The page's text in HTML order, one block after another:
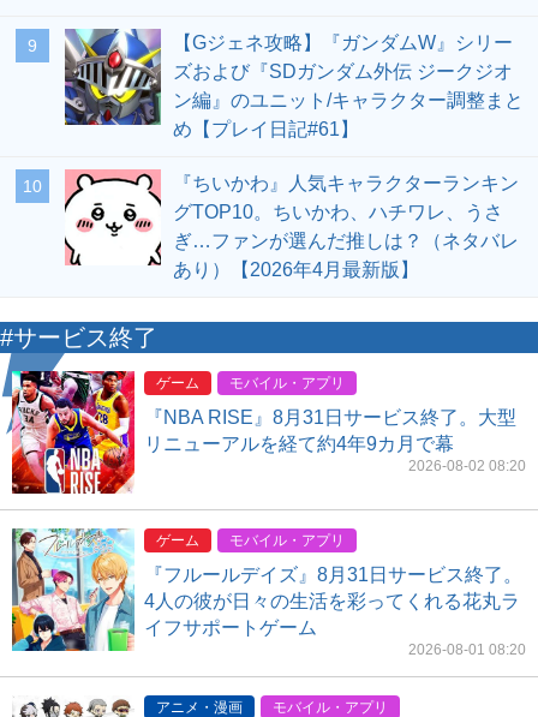
9
【Gジェネ攻略】『ガンダムW』シリー
ズおよび『SDガンダム外伝 ジークジオ
ン編』のユニット/キャラクター調整まと
め【プレイ日記#61】
10
『ちいかわ』人気キャラクターランキン
グTOP10。ちいかわ、ハチワレ、うさ
ぎ…ファンが選んだ推しは？（ネタバレ
あり）【2026年4月最新版】
#サービス終了
ゲーム モバイル・アプリ
『NBA RISE』8月31日サービス終了。大型
リニューアルを経て約4年9カ月で幕
2026-08-02 08:20
ゲーム モバイル・アプリ
『フルールデイズ』8月31日サービス終了。
4人の彼が日々の生活を彩ってくれる花丸ラ
イフサポートゲーム
2026-08-01 08:20
アニメ・漫画 モバイル・アプリ